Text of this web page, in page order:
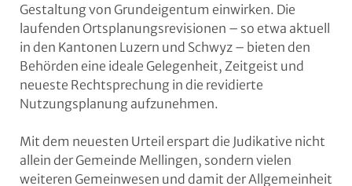
Gestaltung von Grundeigentum einwirken. Die
laufenden Ortsplanungsrevisionen – so etwa aktuell
in den Kantonen Luzern und Schwyz – bieten den
Behörden eine ideale Gelegenheit, Zeitgeist und
neueste Rechtsprechung in die revidierte
Nutzungsplanung aufzunehmen.
Mit dem neuesten Urteil erspart die Judikative nicht
allein der Gemeinde Mellingen, sondern vielen
weiteren Gemeinwesen und damit der Allgemeinheit